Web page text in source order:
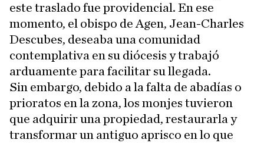
este traslado fue providencial. En ese
momento, el obispo de Agen, Jean-Charles
Descubes, deseaba una comunidad
contemplativa en su diócesis y trabajó
arduamente para facilitar su llegada.
Sin embargo, debido a la falta de abadías o
prioratos en la zona, los monjes tuvieron
que adquirir una propiedad, restaurarla y
transformar un antiguo aprisco en lo que